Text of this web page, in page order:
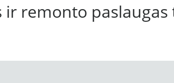
remonto paslaugas